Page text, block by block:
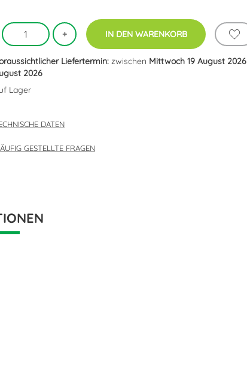
IN DEN WARENKORB
Liefertermin: zwischen Mittwoch 19 August 2026
2026
Lager
DATEN
GESTELLTE FRAGEN